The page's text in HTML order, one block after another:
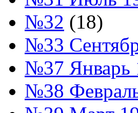
№32 (18)
№33
№37 Январь
№38